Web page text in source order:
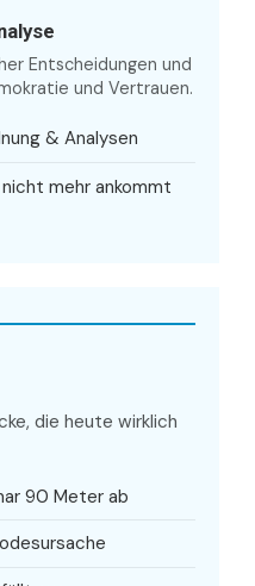
Entscheidungen und
und Vertrauen.
& Analysen
mehr ankommt
die heute wirklich
90 Meter ab